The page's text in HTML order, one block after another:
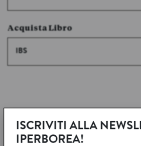
Acquista Libro
IBS
ALTRI TITOLI DELLO STESSO
ArtoPAASILINNA
ISCRIVITI ALLA
IPERBOREA!